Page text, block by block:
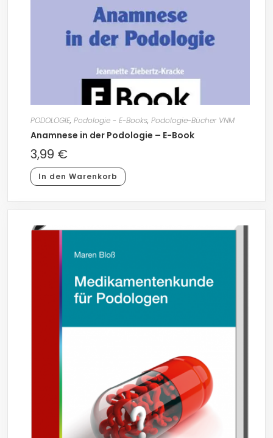
PODOLOGIE, Podologie - E-Books, Podologie-Bücher VNM
Anamnese in der Podologie – E-Book
3,99 €
In den Warenkorb